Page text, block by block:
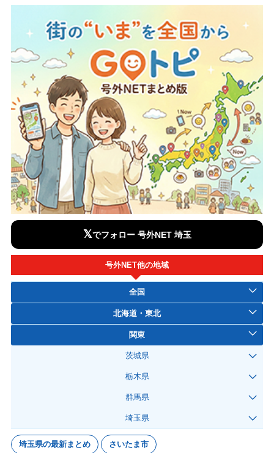
𝕏でフォロー 号外NET 埼玉
号外NET他の地域
全国
北海道・東北
関東
茨城県
栃木県
群馬県
埼玉県
埼玉県の最新まとめ さいたま市